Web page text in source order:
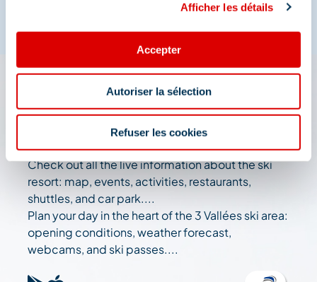
Afficher les détails
Accepter
Autoriser la sélection
Refuser les cookies
The 3 Vallées app: your
travel assistant
Check out all the live information about the ski
resort: map, events, activities, restaurants,
shuttles, and car park....
Plan your day in the heart of the 3 Vallées ski area:
opening conditions, weather forecast,
webcams, and ski passes....